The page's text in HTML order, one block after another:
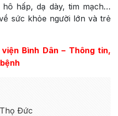
hấp, dạ dày, tim mạch…
sức khỏe người lớn và trẻ
Bình Dân – Thông tin,
Đức